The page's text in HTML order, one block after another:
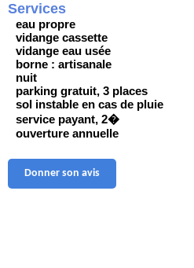
Services
eau propre
vidange cassette
vidange eau usée
borne : artisanale
nuit
parking gratuit, 3 places
sol instable en cas de pluie
service payant, 2�
ouverture annuelle
Donner son avis